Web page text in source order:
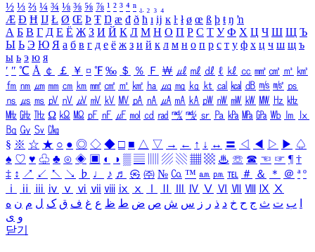
½ ⅓ ⅔ ¼ ¾ ⅛ ⅜ ⅝ ⅞ ¹ ² ³ ⁴ ⁿ ₁ ₂ ₃ ₄
Æ Ð Ħ Ĳ Ł Ø Œ Þ Ŧ Ŋ æ đ ð ħ ı ĳ ĸ ŀ ł ø œ ß þ ŧ ŋ ŉ
А Б В Г Д Е Ё Ж З И Й К Л М Н О П Р С Т У Ф Х Ц Ч Ш Щ Ъ
Ы Ь Э Ю Я а б в г д е ё ж з и й к л м н о п р с т у ф х ц ч ш щ ъ
ы ь э ю я
′ ″ ℃ Å ￠ ￡ ￥ ¤ ℉ ‰ ＄ ％ Ｆ ￦ ㎕ ㎖ ㎗ ℓ ㎘ ㏄ ㎣ ㎤ ㎥ ㎦
㎙ ㎚ ㎛ ㎜ ㎝ ㎞ ㎟ ㎠ ㎡ ㎢ ㏊ ㎍ ㎎ ㎏ ㏏ ㎈ ㎉ ㏈ ㎧ ㎨ ㎰
㎱ ㎲ ㎳ ㎴ ㎵ ㎶ ㎷ ㎸ ㎹ ㎀ ㎁ ㎂ ㎃ ㎄ ㎺ ㎻ ㎽ ㎾ ㎿ ㎐ ㎑
㎒ ㎓ ㎔ Ω ㏀ ㏁ ㎊ ㎋ ㎌ ㏖ ㏅ ㎭ ㎮ ㎯ ㏛ ㎩ ㎪ ㎫ ㎬ ㏝ ㏐
㏓
㏃ ㏉ ㏜ ㏆
§ ※ ☆ ★ ○ ● ◎ ◇ ◆ □ ■ △ ▽ → ← ↑ ↓ ↔ 〓 ◁ ◀ ▷ ▶ ♤
♠ ♡ ♥ ♧ ♣ ⊙ ◈ ▣ ◐ ◑ ▒ ▤ ▨ ▧ ▦ ▩ ♨ ☏ ☎ ☜ ☞ ¶ †
‡ ↕ ↗ ↙ ↖ ↘ ♭ ♩ ♪ ♬ ㉿ ㈜ № ㏇ ™ ㏂ ㏘ ℡ ＃ ＆ ＊ ＠ ª º
ⅰ
ⅱ ⅲ ⅳ ⅴ ⅵ ⅶ ⅷ ⅸ ⅹ Ⅳ Ⅴ Ⅵ Ⅶ Ⅷ Ⅸ Ⅹ
ب ت ث ج ح خ د ذ ر ز س ش ص ض ط ظ ع غ ف ق ک ل م ن ه
و ی
닫기